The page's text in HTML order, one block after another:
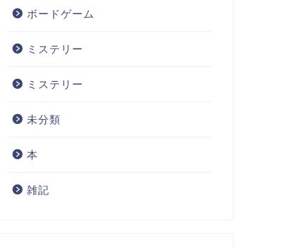
ボードゲーム
ミステリー
ミステリー
未分類
本
雑記